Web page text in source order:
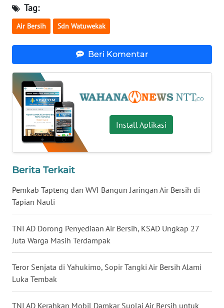
Tag:
Air Bersih Sdn Watuwekak
Beri Komentar
Install Aplikasi
Berita Terkait
Pemkab Tapteng dan WVI Bangun Jaringan Air Bersih di
Tapian Nauli
TNI AD Dorong Penyediaan Air Bersih, KSAD Ungkap 27
Juta Warga Masih Terdampak
Teror Senjata di Yahukimo, Sopir Tangki Air Bersih Alami
Luka Tembak
TNI AD Kerahkan Mobil Damkar Suplai Air Bersih untuk
WN
SULUT
MALUKU
WN
MALUT
WN
DAIRI
WN
TOBA
NIAS
LANGKAT
WN
TAPANULI